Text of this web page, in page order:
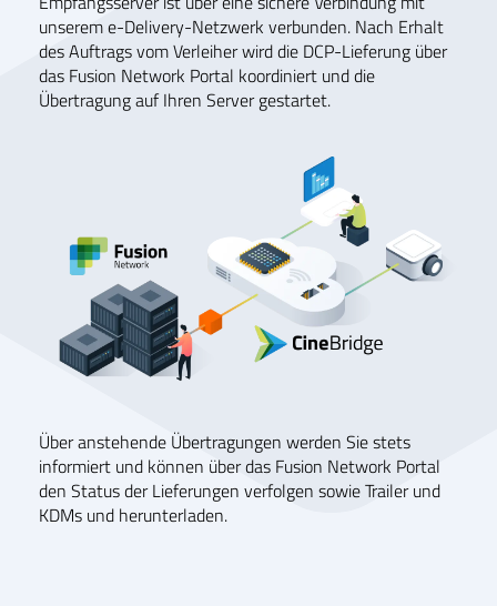
unserem e-Delivery-Netzwerk verbunden. Nach Erhalt
des Auftrags vom Verleiher wird die DCP-Lieferung über
das Fusion Network Portal koordiniert und die
Übertragung auf Ihren Server gestartet.
Über anstehende Übertragungen werden Sie stets
informiert und können über das Fusion Network Portal
den Status der Lieferungen verfolgen sowie Trailer und
KDMs und herunterladen.